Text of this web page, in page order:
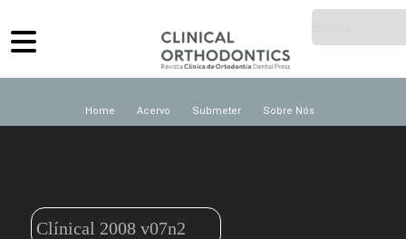
Home Acervo Submeter Sobre Nós
Clínical 2008 v07n2